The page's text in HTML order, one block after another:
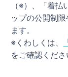
（※）、「着
ップの公開制
ます。
※くわしくは、
をご確認くださ